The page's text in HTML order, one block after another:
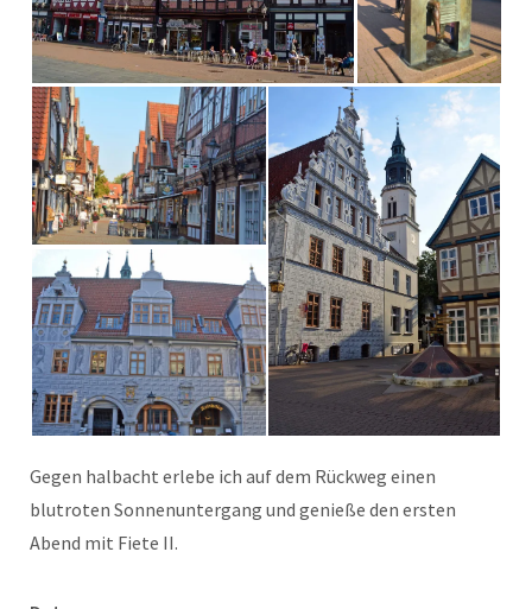
Gegen halbacht erlebe ich auf dem Rückweg einen
blutroten Sonnenuntergang und genieße den ersten
Abend mit Fiete II.